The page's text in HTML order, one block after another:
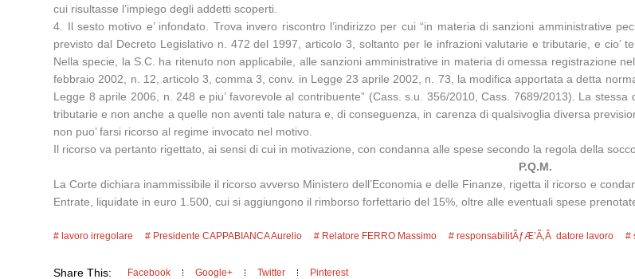
cui risultasse l’impiego degli addetti scoperti.
4. Il sesto motivo e’ infondato. Trova invero riscontro l’indirizzo per cui “in materia di sanzioni amministrative
previsto dal Decreto Legislativo n. 472 del 1997, articolo 3, soltanto per le infrazioni valutarie e tributarie, e cio’
Nella specie, la S.C. ha ritenuto non applicabile, alle sanzioni amministrative in materia di omessa registrazione
febbraio 2002, n. 12, articolo 3, comma 3, conv. in Legge 23 aprile 2002, n. 73, la modifica apportata a detta
Legge 8 aprile 2006, n. 248 e piu’ favorevole al contribuente” (Cass. s.u. 356/2010, Cass. 7689/2013). La
tributarie e non anche a quelle non aventi tale natura e, di conseguenza, in carenza di qualsivoglia diversa
non puo’ farsi ricorso al regime invocato nel motivo.
Il ricorso va pertanto rigettato, ai sensi di cui in motivazione, con condanna alle spese secondo la regola della
P.Q.M.
La Corte dichiara inammissibile il ricorso avverso Ministero dell’Economia e delle Finanze, rigetta il ricorso e
Entrate, liquidate in euro 1.500, cui si aggiungono il rimborso forfettario del 15%, oltre alle eventuali spese
lavoro irregolare Presidente CAPPABIANCA Aurelio Relatore FERRO Massimo responsabilitÃƒÆ’Ã‚Â datore lavoro
Share This: Facebook Google+ Twitter Pinterest